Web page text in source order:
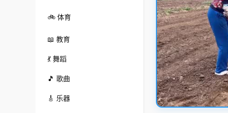
🚲 体育
📖 教育
💃 舞蹈
🎵 歌曲
🎸 乐器